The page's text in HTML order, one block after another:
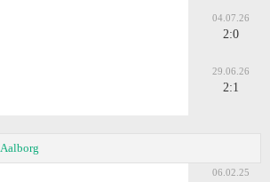
04.07.26
2:0
29.06.26
2:1
Aalborg
06.02.25